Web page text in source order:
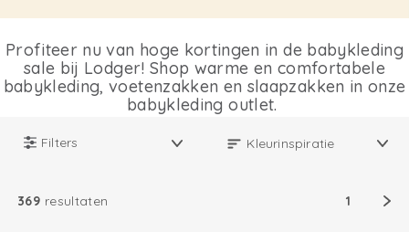
Profiteer nu van hoge kortingen in de babykleding
sale bij Lodger! Shop warme en comfortabele
babykleding, voetenzakken en slaapzakken in onze
babykleding outlet.
Filters
369 resultaten 1